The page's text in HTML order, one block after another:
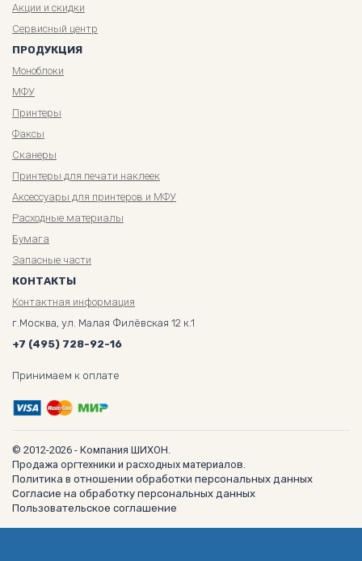
Акции и скидки
Сервисный центр
ПРОДУКЦИЯ
Моноблоки
МФУ
Принтеры
Факсы
Сканеры
Принтеры для печати наклеек
Аксессуары для принтеров и МФУ
Расходные материалы
Бумага
Запасные части
КОНТАКТЫ
Контактная информация
г.Москва, ул. Малая Филёвская 12 к.1
+7 (495) 728-92-16
Принимаем к оплате
© 2012-2026 - Компания ШИХОН.
Продажа оргтехники и расходных материалов.
Политика в отношении обработки персональных данных
Согласие на обработку персональных данных
Пользовательское соглашение